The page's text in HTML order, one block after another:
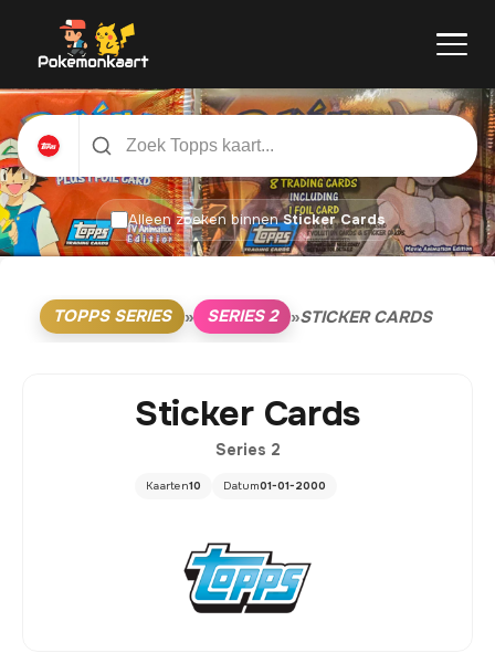
Alleen zoeken binnenSticker Cards
TOPPS SERIES » SERIES 2 »STICKER CARDS
Sticker Cards
Series 2
Kaarten10 Datum01-01-2000